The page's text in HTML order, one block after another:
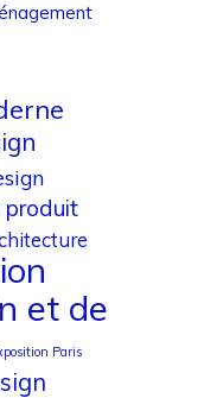
produit
et de
Paris